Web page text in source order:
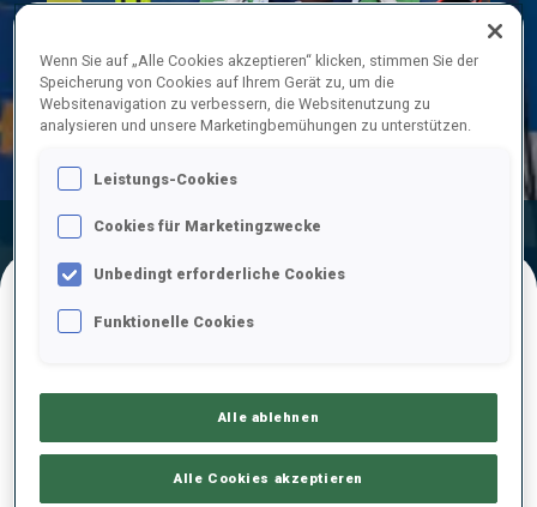
Play
Video
Endergebnis Ski-Zeit
ENDERGEBNISE – SKI-ZEIT
1 21 F. MUELLAUER
AUT
Wenn Sie auf „Alle Cookies akzeptieren“ klicken, stimmen Sie der
Speicherung von Cookies auf Ihrem Gerät zu, um die
Websitenavigation zu verbessern, die Websitenutzung zu
analysieren und unsere Marketingbemühungen zu unterstützen.
Leistungs-Cookies
Cookies für Marketingzwecke
Unbedingt erforderliche Cookies
Funktionelle Cookies
Alle ablehnen
Alle Cookies akzeptieren